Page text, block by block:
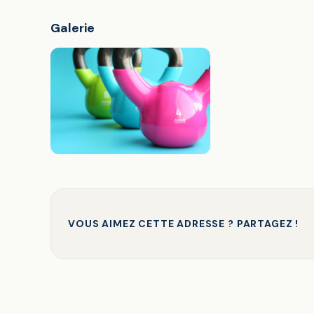
Galerie
VOUS AIMEZ CETTE ADRESSE ? PARTAGEZ !